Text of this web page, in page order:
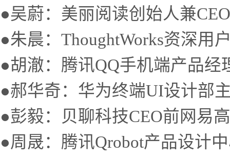
●吴蔚：美丽阅读创始人兼CEO
●朱晨：ThoughtWorks资深用
●胡澈：腾讯QQ手机端产品经
●郝华奇：华为终端UI设计部
●彭毅：贝聊科技CEO前网易
●周晟：腾讯Qrobot产品设计